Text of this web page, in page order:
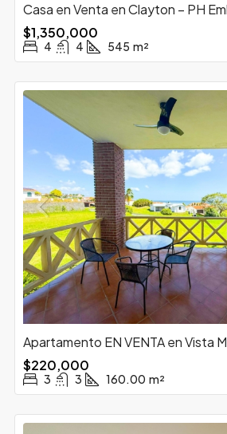
Casa en Venta en Clayton – PH
$1,350,000
4 4 545 m²
Apartamento EN VENTA en Vista
$220,000
3 3 160.00 m²